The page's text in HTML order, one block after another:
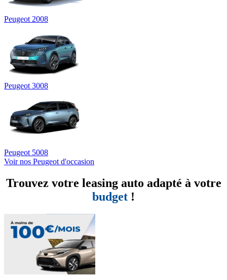
Peugeot 2008
Peugeot 3008
Peugeot 5008
Voir nos Peugeot d'occasion
Trouvez votre leasing auto adapté à votre
budget !